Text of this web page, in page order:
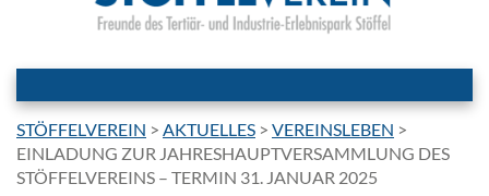
STÖFFELVEREIN > AKTUELLES > VEREINSLEBEN >
EINLADUNG ZUR JAHRESHAUPTVERSAMMLUNG DES
STÖFFELVEREINS – TERMIN 31. JANUAR 2025